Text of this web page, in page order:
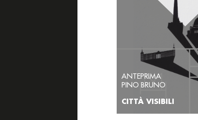
ANTEPRIMA
PINO BRUNO
CITTÀ VISIBILI